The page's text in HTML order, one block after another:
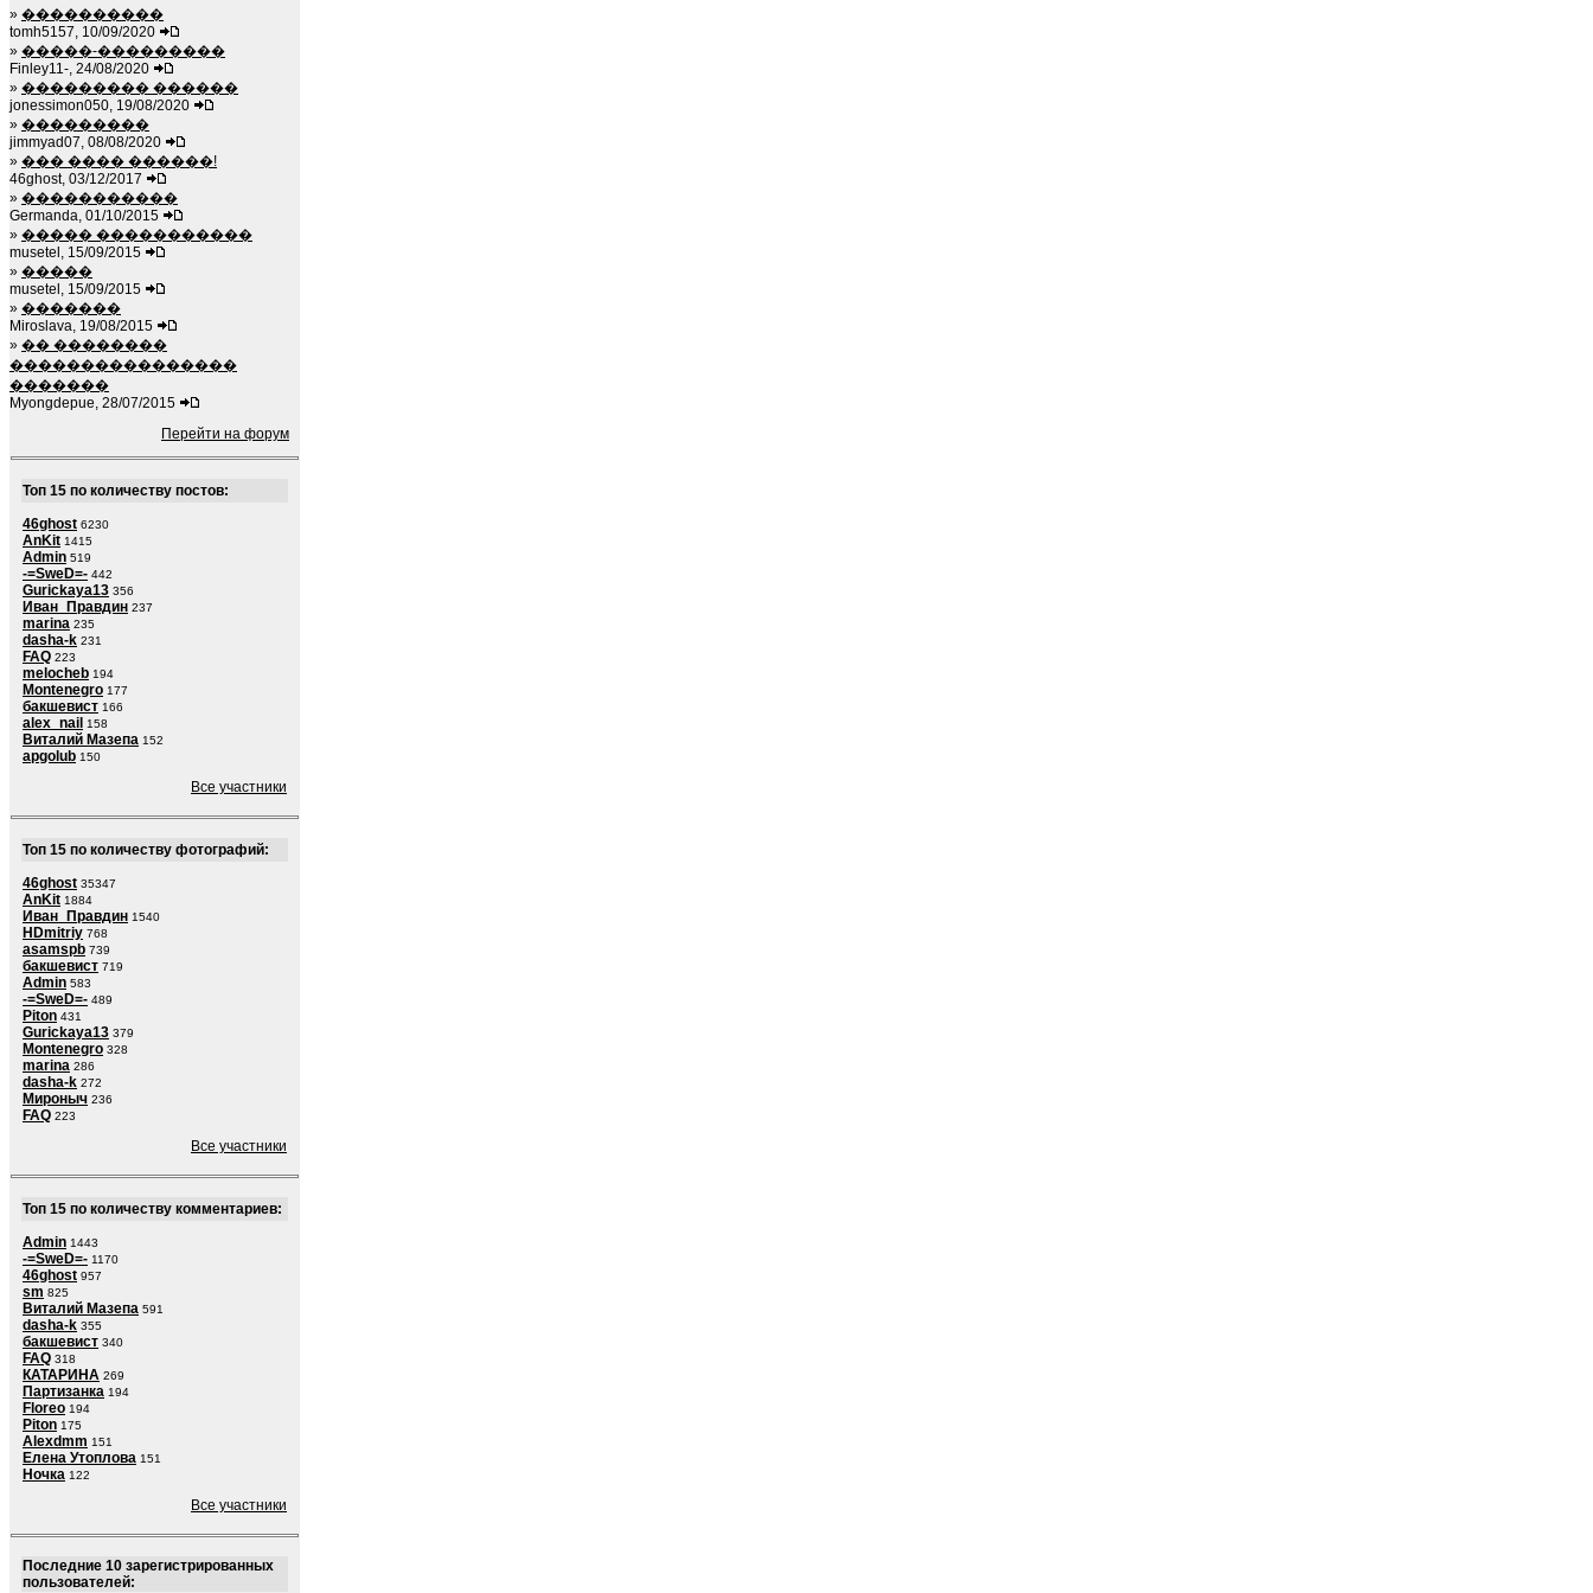
» ����������
tomh5157, 10/09/2020
» �����-���������
Finley11-, 24/08/2020
» ��������� ������
jonessimon050, 19/08/2020
» ���������
jimmyad07, 08/08/2020
» ��� ���� ������!
46ghost, 03/12/2017
» �����������
Germanda, 01/10/2015
» ����� �����������
musetel, 15/09/2015
» �����
musetel, 15/09/2015
» �������
Miroslava, 19/08/2015
» �� ��������
����������������
�������
Myongdepue, 28/07/2015
Перейти на форум
Топ 15 по количеству постов:
46ghost 6230
AnKit 1415
Admin 519
-=SweD=- 442
Gurickaya13 356
Иван_Правдин 237
marina 235
dasha-k 231
FAQ 223
melocheb 194
Montenegro 177
бакшевист 166
alex_nail 158
Виталий Мазепа 152
apgolub 150
Все участники
Топ 15 по количеству фотографий:
46ghost 35347
AnKit 1884
Иван_Правдин 1540
HDmitriy 768
asamspb 739
бакшевист 719
Admin 583
-=SweD=- 489
Piton 431
Gurickaya13 379
Montenegro 328
marina 286
dasha-k 272
Мироныч 236
FAQ 223
Все участники
Топ 15 по количеству комментариев:
Admin 1443
-=SweD=- 1170
46ghost 957
sm 825
Виталий Мазепа 591
dasha-k 355
бакшевист 340
FAQ 318
КАТАРИНА 269
Партизанка 194
Floreo 194
Piton 175
Alexdmm 151
Елена Утоплова 151
Ночка 122
Все участники
Последние 10 зарегистрированных
пользователей: